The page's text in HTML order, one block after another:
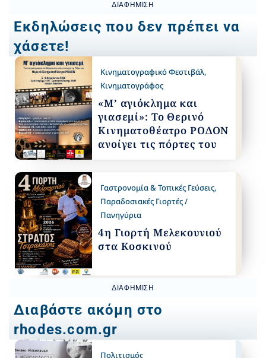
ΔΙΑΦΉΜΙΣΗ
Εκδηλώσεις που δεν πρέπει να
χάσετε!
Κινηματογραφικό Φεστιβάλ,
Κινηματογράφος
«Μ’ αγιόκλημα και
γιασεμί»: Το Θερινό
Κινηματοθέατρο ΡΟΔΟΝ
ανοίγει τις πόρτες του
Γαστρονομία & Τοπικές Γεύσεις,
Παραδοσιακές Γιορτές /
Πανηγύρια
4η Γιορτή Μελεκουνιού
στα Κοσκινού
ΔΙΑΦΉΜΙΣΗ
Διαβάστε ακόμη στο
rhodes.com.gr
Πολιτισμός